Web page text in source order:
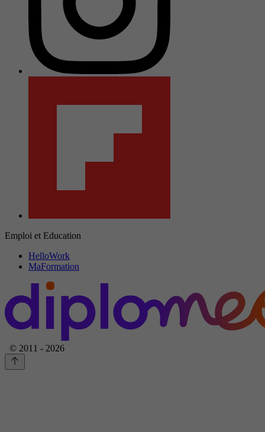
Emploi et Education
HelloWork
MaFormation
© 2011 - 2026